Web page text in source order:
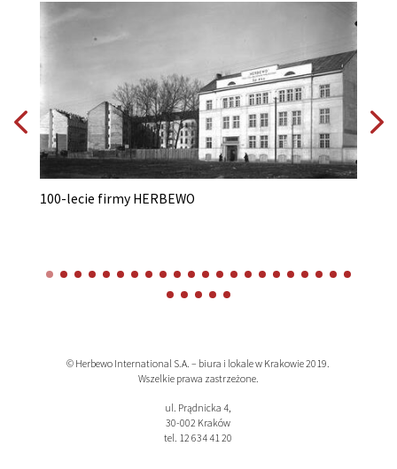
100-lecie firmy HERBEWO
© Herbewo International S.A. – biura i lokale w Krakowie 2019.
Wszelkie prawa zastrzeżone.
ul. Prądnicka 4,
30-002 Kraków
tel. 12 634 41 20